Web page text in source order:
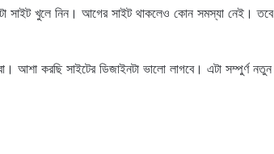
সাইট খুলে নিন। আগের সাইট থাকলেও কোন সমস্যা নেই। তবে
আশা করছি সাইটের ডিজাইনটা ভালো লাগবে। এটা সম্পুর্ণ নতুন